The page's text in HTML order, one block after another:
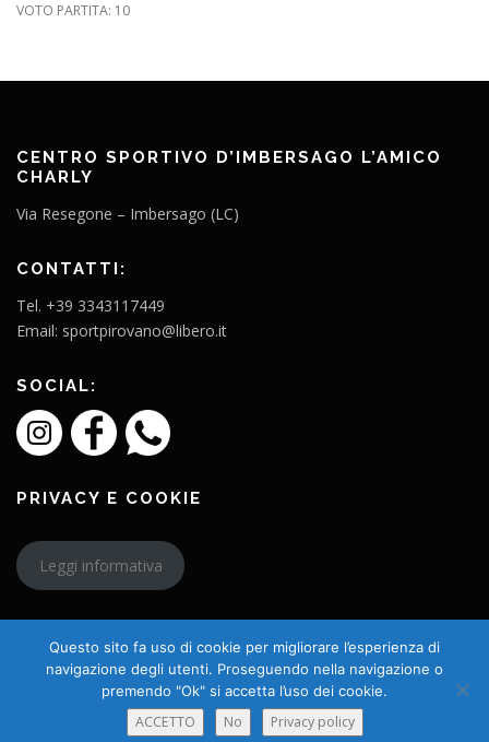
VOTO PARTITA: 10
CENTRO SPORTIVO D’IMBERSAGO L’AMICO
CHARLY
Via Resegone – Imbersago (LC)
CONTATTI:
Tel. +39 3343117449
Email: sportpirovano@libero.it
SOCIAL:
PRIVACY E COOKIE
Leggi informativa
Copyright © 2026 L'Amico Charly
Questo sito fa uso di cookie per migliorare l’esperienza di
navigazione degli utenti. Proseguendo nella navigazione o
premendo "Ok" si accetta l’uso dei cookie.
ACCETTO No Privacy policy